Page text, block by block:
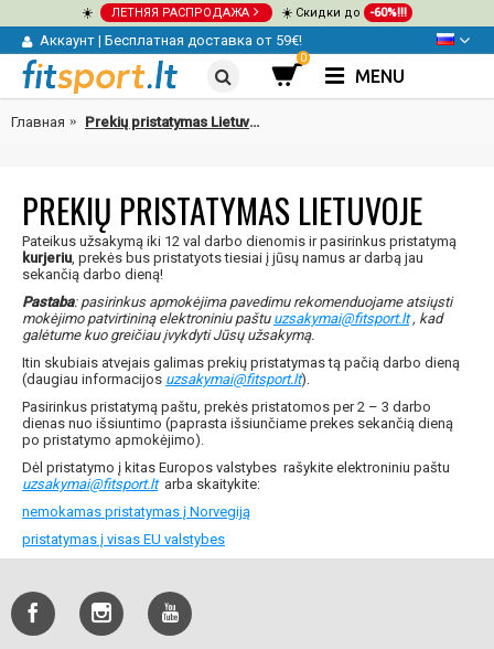
☀️ ЛЕТНЯЯ РАСПРОДАЖА ☀️ Скидки до -60%!!!
Аккаунт | Бесплатная доставка от 59€!
0
MENU
Главная Prekių pristatymas Lietuvoje
PREKIŲ PRISTATYMAS LIETUVOJE
Pateikus užsakymą iki 12 val darbo dienomis ir pasirinkus pristatymą
kurjeriu , prekės bus pristatyots tiesiai į jūsų namus ar darbą jau
sekančią darbo dieną!
Pastaba: pasirinkus apmokėjima pavedimu rekomenduojame atsiųsti
mokėjimo patvirtininą elektroniniu paštu uzsakymai@fitsport.lt, kad
galėtume kuo greičiau įvykdyti Jūsų užsakymą.
Itin skubiais atvejais galimas prekių pristatymas tą pačią darbo dieną
(daugiau informacijos uzsakymai@fitsport.lt).
Pasirinkus pristatymą paštu, prekės pristatomos per 2 – 3 darbo
dienas nuo išsiuntimo (paprasta išsiunčiame prekes sekančią dieną
po pristatymo apmokėjimo).
Dėl pristatymo į kitas Europos valstybes rašykite elektroniniu paštu
uzsakymai@fitsport.ltarba skaitykite:
nemokamas pristatymas į Norvegiją
pristatymas į visas EU valstybes